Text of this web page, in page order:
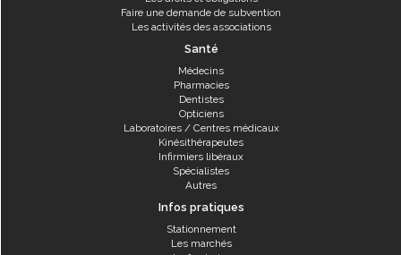
Faire une demande de subvention
Les activités des associations
Santé
Médecins
Pharmacies
Dentistes
Opticiens
Laboratoires / Centres médicaux
Kinésithérapeutes
Infirmiers libéraux
Spécialistes
Autres
Infos pratiques
Stationnement
Les marchés